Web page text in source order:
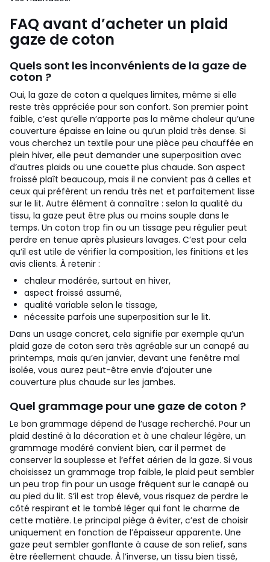
FAQ avant d’acheter un plaid
gaze de coton
Quels sont les inconvénients de la gaze de
coton ?
Oui, la gaze de coton a quelques limites, même si elle
reste très appréciée pour son confort. Son premier point
faible, c’est qu’elle n’apporte pas la même chaleur qu’une
couverture épaisse en laine ou qu’un plaid très dense. Si
vous cherchez un textile pour une pièce peu chauffée en
plein hiver, elle peut demander une superposition avec
d’autres plaids ou une couette plus chaude. Son aspect
froissé plaît beaucoup, mais il ne convient pas à celles et
ceux qui préfèrent un rendu très net et parfaitement lisse
sur le lit. Autre élément à connaître : selon la qualité du
tissu, la gaze peut être plus ou moins souple dans le
temps. Un coton trop fin ou un tissage peu régulier peut
perdre en tenue après plusieurs lavages. C’est pour cela
qu’il est utile de vérifier la composition, les finitions et les
avis clients. À retenir :
chaleur modérée, surtout en hiver,
aspect froissé assumé,
qualité variable selon le tissage,
nécessite parfois une superposition sur le lit.
Dans un usage concret, cela signifie par exemple qu’un
plaid gaze de coton sera très agréable sur un canapé au
printemps, mais qu’en janvier, devant une fenêtre mal
isolée, vous aurez peut-être envie d’ajouter une
couverture plus chaude sur les jambes.
Quel grammage pour une gaze de coton ?
Le bon grammage dépend de l’usage recherché. Pour un
plaid destiné à la décoration et à une chaleur légère, un
grammage modéré convient bien, car il permet de
conserver la souplesse et l’effet aérien de la gaze. Si vous
choisissez un grammage trop faible, le plaid peut sembler
un peu trop fin pour un usage fréquent sur le canapé ou
au pied du lit. S’il est trop élevé, vous risquez de perdre le
côté respirant et le tombé léger qui font le charme de
cette matière. Le principal piège à éviter, c’est de choisir
uniquement en fonction de l’épaisseur apparente. Une
gaze peut sembler gonflante à cause de son relief, sans
être réellement chaude. À l’inverse, un tissu bien tissé,